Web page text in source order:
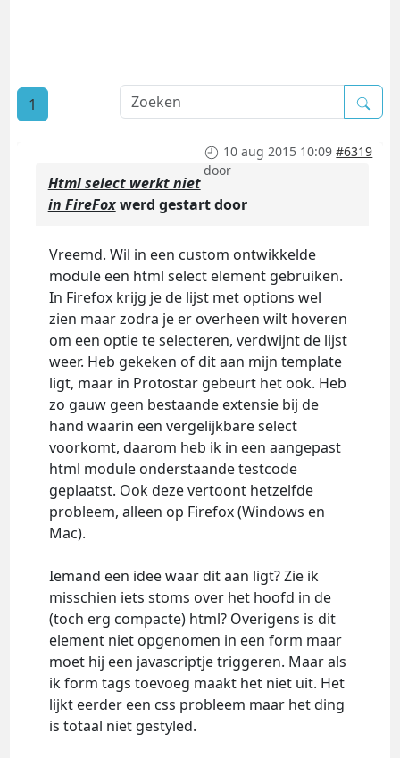
1
10 aug 2015 10:09 #6319
door
Html select werkt niet
in FireFoxwerd gestart door
Vreemd. Wil in een custom ontwikkelde
module een html select element gebruiken.
In Firefox krijg je de lijst met options wel
zien maar zodra je er overheen wilt hoveren
om een optie te selecteren, verdwijnt de lijst
weer. Heb gekeken of dit aan mijn template
ligt, maar in Protostar gebeurt het ook. Heb
zo gauw geen bestaande extensie bij de
hand waarin een vergelijkbare select
voorkomt, daarom heb ik in een aangepast
html module onderstaande testcode
geplaatst. Ook deze vertoont hetzelfde
probleem, alleen op Firefox (Windows en
Mac).
Iemand een idee waar dit aan ligt? Zie ik
misschien iets stoms over het hoofd in de
(toch erg compacte) html? Overigens is dit
element niet opgenomen in een form maar
moet hij een javascriptje triggeren. Maar als
ik form tags toevoeg maakt het niet uit. Het
lijkt eerder een css probleem maar het ding
is totaal niet gestyled.